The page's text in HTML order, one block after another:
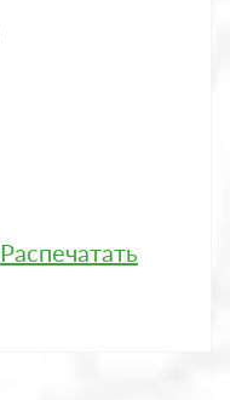
Распечатать